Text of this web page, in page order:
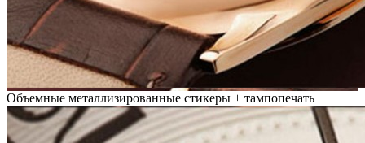
Объемные металлизированные стикеры + тампопечать